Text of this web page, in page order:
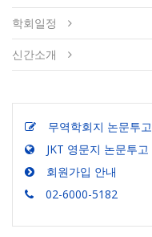
학회일정
신간소개
무역학회지 논문투고
JKT 영문지 논문투고
회원가입 안내
02-6000-5182